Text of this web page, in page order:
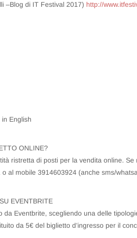
–Blog di IT Festival 2017) http://
English
ONLINE?
ristretta di posti per la vendita online.
al mobile 3914603924 (anche sms/
EVENTBRITE
da Eventbrite, scegliendo una delle
da 5€ del biglietto d’ingresso per il